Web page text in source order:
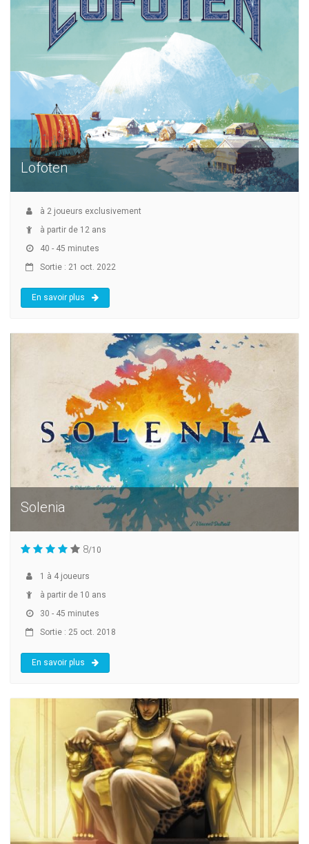
Lofoten
à 2 joueurs exclusivement
à partir de 12 ans
40 - 45 minutes
Sortie : 21 oct. 2022
En savoir plus
Solenia
8/10
1 à 4 joueurs
à partir de 10 ans
30 - 45 minutes
Sortie : 25 oct. 2018
En savoir plus